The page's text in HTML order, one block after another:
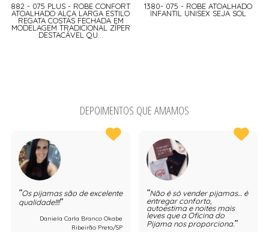
882 - 075 PLUS - ROBE CONFORT
ATOALHADO ALÇA LARGA ESTILO
REGATA COSTAS FECHADA EM
MODELAGEM TRADICIONAL ZÍPER
DESTACÁVEL QU...
1380- 075 - ROBE ATOALHADO
INFANTIL UNISEX SEJA SOL
DEPOIMENTOS QUE AMAMOS
Os pijamas são de excelente
qualidade!!!!
Daniela Carla Branco Okabe
Ribeirão Preto/SP
Não é só vender pijamas… é
entregar conforto,
autoestima e noites mais
leves que a Oficina do
Pijama nos proporciona.